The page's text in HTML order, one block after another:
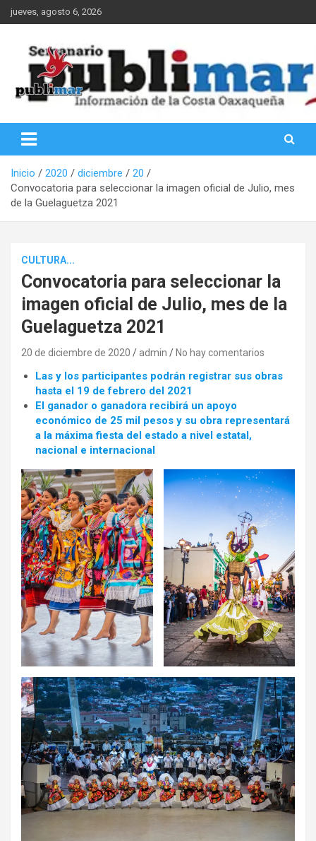
Saltar
al
jueves, agosto 6, 2026
PubliMar
Inicio 2020 diciembre
20
Convocatoria para seleccionar la imagen oficial de Julio, mes
de la Guelaguetza 2021
CULTURA...
Convocatoria para seleccionar la
imagen oficial de Julio, mes de la
Guelaguetza 2021
20 de diciembre de 2020 admin No hay comentarios
Las y los participantes podrán registrar sus obras
hasta el 19 de febrero del 2021
El ganador o ganadora recibirá un apoyo
económico de 25 mil pesos y su obra representará
a la máxima fiesta del estado a nivel estatal,
nacional e internacional